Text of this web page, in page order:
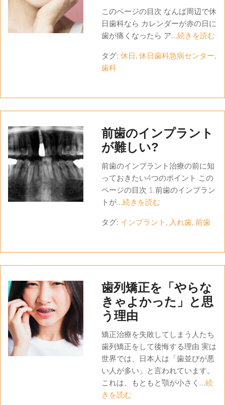
このページの目次 なんば周辺で休
日歯科なら カレンダーが赤の日に
歯が痛くなったら ア...続きを読む
タグ: 休日 , 休日歯科急病センター,
歯科
前歯のインプラント
が難しい?
前歯のインプラント治療の前に知
っておきたい4つのポイント この
ページの目次 1.前歯のインプラン
トが...続きを読む
タグ: インプラント , 入れ歯, 前歯
歯列矯正を「やらな
きゃよかった」と思
う理由
矯正治療を失敗してしまう人たち
歯列矯正をして後悔する理由 実は
世界では、日本人は「歯並びが悪
い人が多い」と言われています。
これは、もともと顎が小さく...続
きを読む